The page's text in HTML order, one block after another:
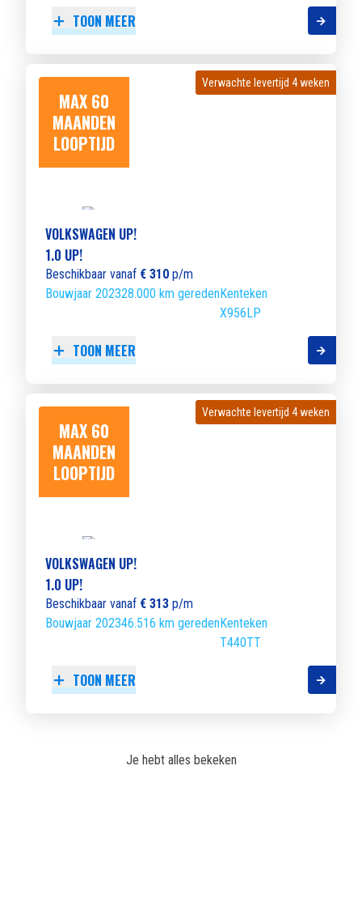
TOON MEER
MAX 60
MAANDEN
LOOPTIJD
Verwachte levertijd 4 weken
Verwachte levertijd 4 weken
VOLKSWAGEN UP!
1.0 UP!
Beschikbaar vanaf € 310 p/m
Bouwjaar 202328.000 km geredenKenteken
X956LP
TOON MEER
MAX 60
MAANDEN
LOOPTIJD
Verwachte levertijd 4 weken
Verwachte levertijd 4 weken
VOLKSWAGEN UP!
1.0 UP!
Beschikbaar vanaf € 313 p/m
Bouwjaar 202346.516 km geredenKenteken
T440TT
TOON MEER
Je hebt alles bekeken